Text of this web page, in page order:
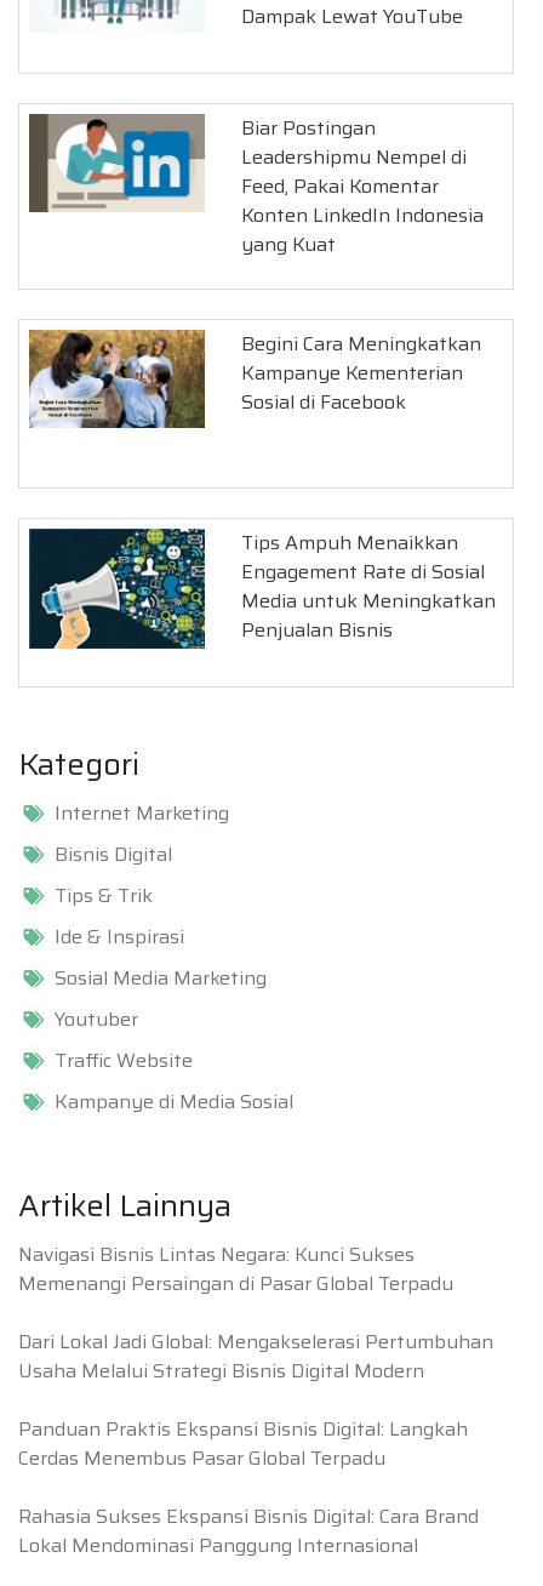
Dampak Lewat YouTube
Biar Postingan
Leadershipmu Nempel di
Feed, Pakai Komentar
Konten LinkedIn Indonesia
yang Kuat
Begini Cara Meningkatkan
Kampanye Kementerian
Sosial di Facebook
Tips Ampuh Menaikkan
Engagement Rate di Sosial
Media untuk Meningkatkan
Penjualan Bisnis
Kategori
Internet Marketing
Bisnis Digital
Tips & Trik
Ide & Inspirasi
Sosial Media Marketing
Youtuber
Traffic Website
Kampanye di Media Sosial
Artikel Lainnya
Navigasi Bisnis Lintas Negara: Kunci Sukses
Memenangi Persaingan di Pasar Global Terpadu
Dari Lokal Jadi Global: Mengakselerasi Pertumbuhan
Usaha Melalui Strategi Bisnis Digital Modern
Panduan Praktis Ekspansi Bisnis Digital: Langkah
Cerdas Menembus Pasar Global Terpadu
Rahasia Sukses Ekspansi Bisnis Digital: Cara Brand
Lokal Mendominasi Panggung Internasional